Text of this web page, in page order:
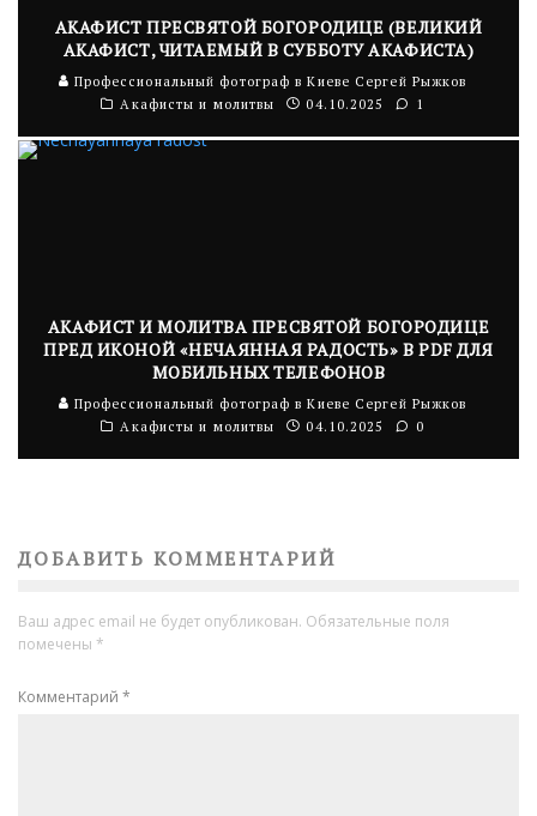
АКАФИСТ ПРЕСВЯТОЙ БОГОРОДИЦЕ (ВЕЛИКИЙ
АКАФИСТ, ЧИТАЕМЫЙ В СУББОТУ АКАФИСТА)
Профессиональный фотограф в Киеве Сергей Рыжков
Акафисты и молитвы
04.10.2025 1
АКАФИСТ И МОЛИТВА ПРЕСВЯТОЙ БОГОРОДИЦЕ
ПРЕД ИКОНОЙ «НЕЧАЯННАЯ РАДОСТЬ» В PDF ДЛЯ
МОБИЛЬНЫХ ТЕЛЕФОНОВ
Профессиональный фотограф в Киеве Сергей Рыжков
Акафисты и молитвы
04.10.2025 0
ДОБАВИТЬ КОММЕНТАРИЙ
Ваш адрес email не будет опубликован. Обязательные поля
помечены *
Комментарий *